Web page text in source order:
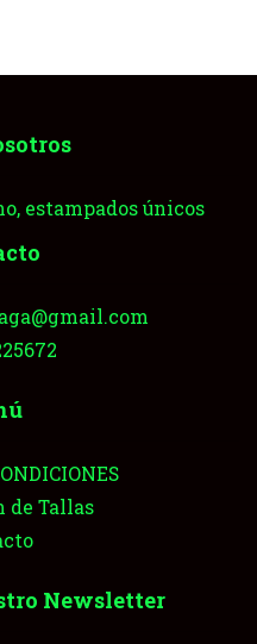
estampados únicos
de Tallas
Newsletter